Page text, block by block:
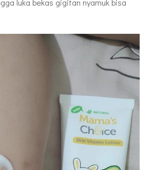
luka bekas gigitan nyamuk bisa